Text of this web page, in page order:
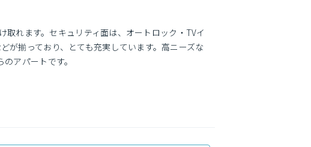
れます。セキュリティ面は、オートロック・TVイ
が揃っており、とても充実しています。高ニーズな
アパートです。